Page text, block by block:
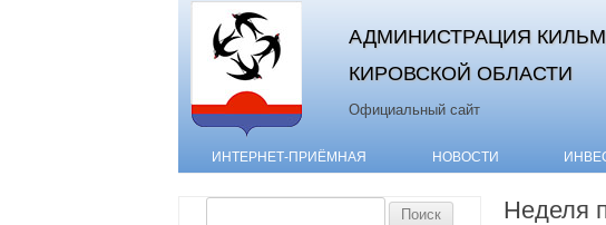
АДМИНИСТРАЦИЯ
КИРОВСКОЙ ОБЛАСТИ
Официальный сайт
ИНТЕРНЕТ-ПРИЁМНАЯ НОВОСТИ
Неделя